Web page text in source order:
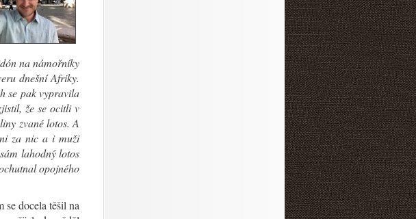
na námořníky
dnešní Afriky.
se pak vypravila
že se ocitli v
zvané lotos. A
za nic a i muži
lahodný lotos
opojného
docela těšil na